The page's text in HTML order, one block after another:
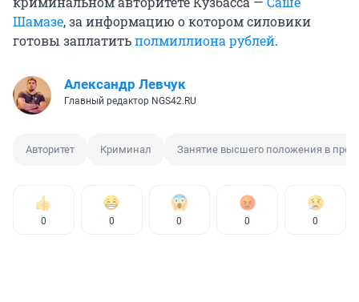
Шамазе, за информацию о котором силовики
готовы заплатитьполмиллиона рублей.
Александр Левчук
Главный редактор NGS42.RU
Авторитет Криминал Занятие высшего положения в
0 0 0 0 0